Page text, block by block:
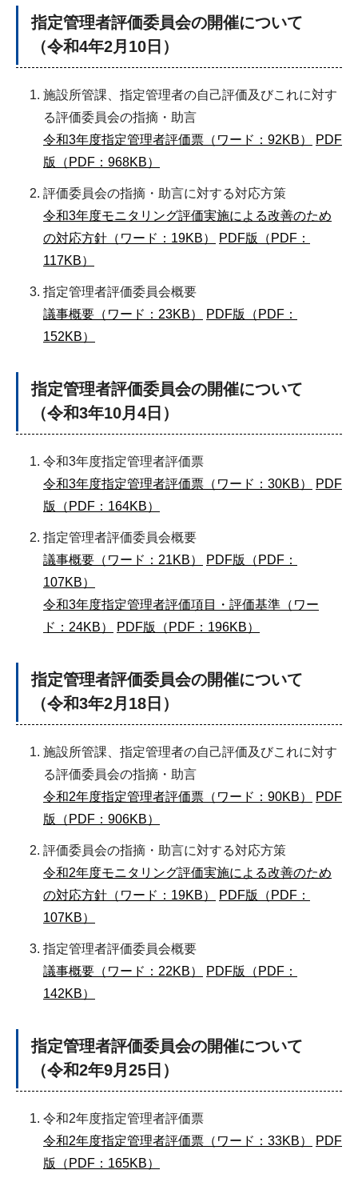
指定管理者評価委員会の開催について
（令和4年2月10日）
施設所管課、指定管理者の自己評価及びこれに対す
る評価委員会の指摘・助言
令和3年度指定管理者評価票（ワード：92KB）
PDF
版（PDF：968KB）
評価委員会の指摘・助言に対する対応方策
令和3年度モニタリング評価実施による改善のため
の対応方針（ワード：19KB）
PDF版（PDF：
117KB）
指定管理者評価委員会概要
議事概要（ワード：23KB）
PDF版（PDF：
152KB）
指定管理者評価委員会の開催について
（令和3年10月4日）
令和3年度指定管理者評価票
令和3年度指定管理者評価票（ワード：30KB）
PDF
版（PDF：164KB）
指定管理者評価委員会概要
議事概要（ワード：21KB）
PDF版（PDF：
107KB）
令和3年度指定管理者評価項目・評価基準（ワー
ド：24KB）
PDF版（PDF：196KB）
指定管理者評価委員会の開催について
（令和3年2月18日）
施設所管課、指定管理者の自己評価及びこれに対す
る評価委員会の指摘・助言
令和2年度指定管理者評価票（ワード：90KB）
PDF
版（PDF：906KB）
評価委員会の指摘・助言に対する対応方策
令和2年度モニタリング評価実施による改善のため
の対応方針（ワード：19KB）
PDF版（PDF：
107KB）
指定管理者評価委員会概要
議事概要（ワード：22KB）
PDF版（PDF：
142KB）
指定管理者評価委員会の開催について
（令和2年9月25日）
令和2年度指定管理者評価票
令和2年度指定管理者評価票（ワード：33KB）
PDF
版（PDF：165KB）